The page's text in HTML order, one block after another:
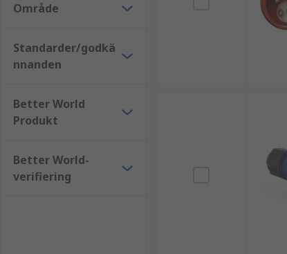
Område
Standarder/godkä
nnanden
Better World
Produkt
Better World-
verifiering